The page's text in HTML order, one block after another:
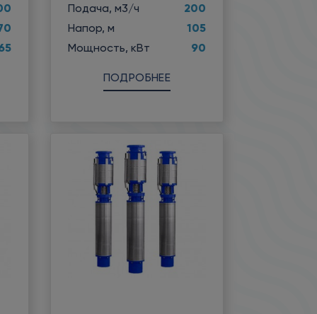
Подача, м3/ч
200
Напор, м
105
Мощность, кВт
90
ПОДРОБНЕЕ